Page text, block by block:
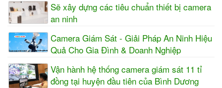
Sẽ xây dựng các tiêu chuẩn thiết bị camera
an ninh
Camera Giám Sát - Giải Pháp An Ninh Hiệu
Quả Cho Gia Đình & Doanh Nghiệp
Vận hành hệ thống camera giám sát 11 tỉ
đồng tại huyện đầu tiên của Bình Dương